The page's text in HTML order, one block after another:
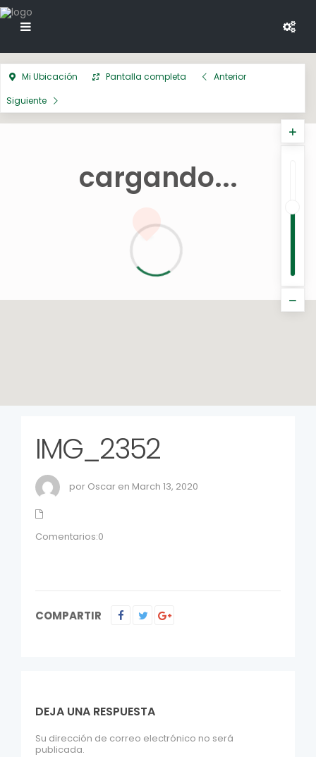
cargando...
Mi Ubicación Pantalla completa
Anterior
Siguiente
IMG_2352
por Oscar en March 13, 2020
Comentarios:0
COMPARTIR
DEJA UNA RESPUESTA
Su dirección de correo electrónico no será
publicada.